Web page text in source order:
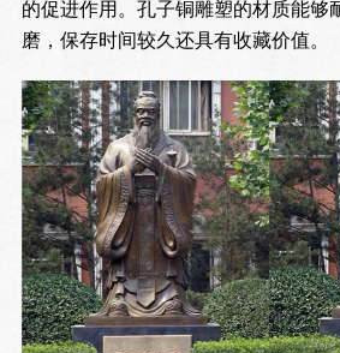
的促进作用。孔子铜雕塑的材质能够
磨，保存时间较久还具有收藏价值。